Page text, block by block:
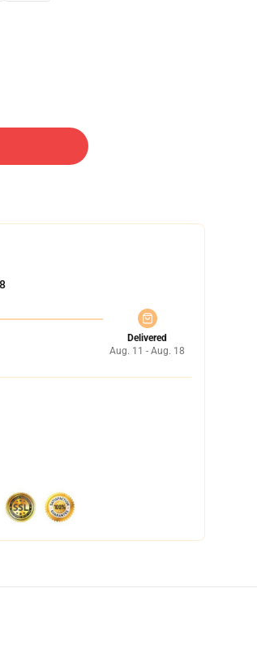
Delivered
Aug. 11 - Aug. 18